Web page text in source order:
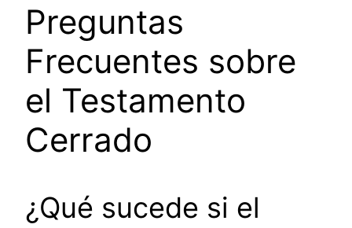
Preguntas
Frecuentes sobre
el Testamento
Cerrado
¿Qué sucede si el